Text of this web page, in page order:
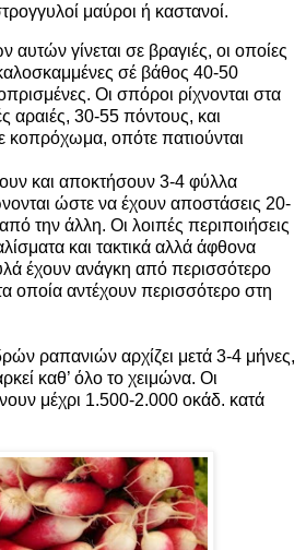
μαύροι ή καστανοί.
γίνεται σε βραγιές, οι οποίες
σέ βάθος 40-50
Οι σπόροι ρίχνονται στα
αραιές, 30-55 πόντους, και
κοπρόχωμα, οπότε πατιούνται
και αποκτήσουν 3-4 φύλλα
ώστε να έχουν αποστάσεις 20-
την άλλη. Οι λοιπές περιποιήσεις
και τακτικά αλλά άφθονα
έχουν ανάγκη από περισσότερο
οποία αντέχουν περισσότερο στη
ραπανιών αρχίζει μετά 3-4 μήνες,
καθ’ όλο το χειμώνα. Οι
μέχρι 1.500-2.000 οκάδ. κατά